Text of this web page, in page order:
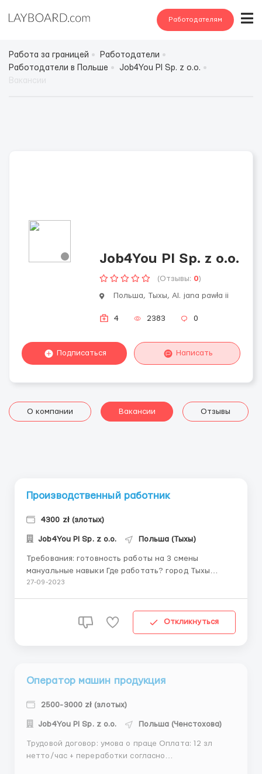
Работодателям
Работа за границей
Работодатели
Работодатели в Польше
Job4You Pl Sp. z o.o.
Job4You Pl Sp. z o.o.
(Отзывы: 0)
Польша, Тыхы, Al. jana pawła ii
4 2383 0
Подписаться Написать
О компании Вакансии Отзывы
Производственный работник
4300 zł (злотых)
Job4You Pl Sp. z o.o. Польша (Тыхы)
Требования: готовность работы на 3 смены
мануальные навыки Где работать? город Тыхы
Условия работы: трудовой договор (умова о праце)
комплект документов (разрешения на ...
27-09-2023
Откликнуться
Оператор машин продукция
2500-3000 zł (злотых)
Job4You Pl Sp. z o.o. Польша (Ченстохова)
Трудовой договор: умова о праце Оплата: 12 зл
нетто/час + переработки согласно